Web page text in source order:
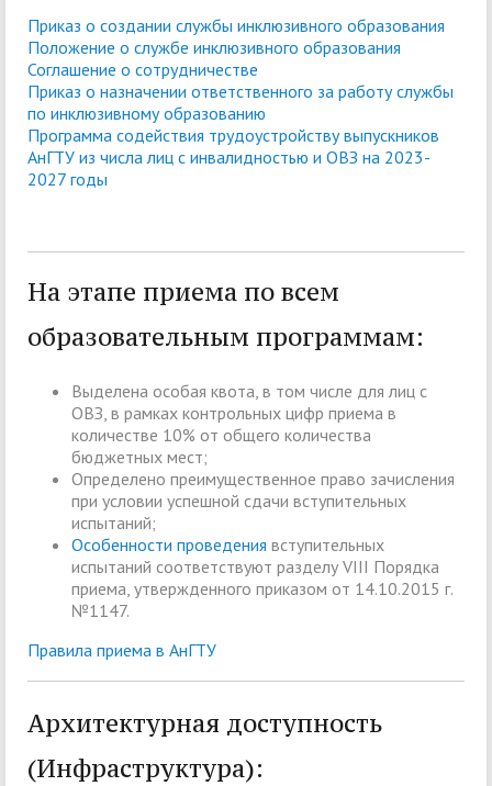
Приказ о создании службы инклюзивного образования
Положение о службе инклюзивного образования
Соглашение о сотрудничестве
Приказ о назначении ответственного за работу службы
по инклюзивному образованию
Программа содействия трудоустройству выпускников
АнГТУ из числа лиц с инвалидностью и ОВЗ на 2023-
2027 годы
На этапе приема по всем
образовательным программам:
Выделена особая квота, в том числе для лиц с
ОВЗ, в рамках контрольных цифр приема в
количестве 10% от общего количества
бюджетных мест;
Определено преимущественное право зачисления
при условии успешной сдачи вступительных
испытаний;
Особенности проведения вступительных
испытаний соответствуют разделу VIII Порядка
приема, утвержденного приказом от 14.10.2015 г.
№1147.
Правила приема в АнГТУ
Архитектурная доступность
(Инфраструктура):